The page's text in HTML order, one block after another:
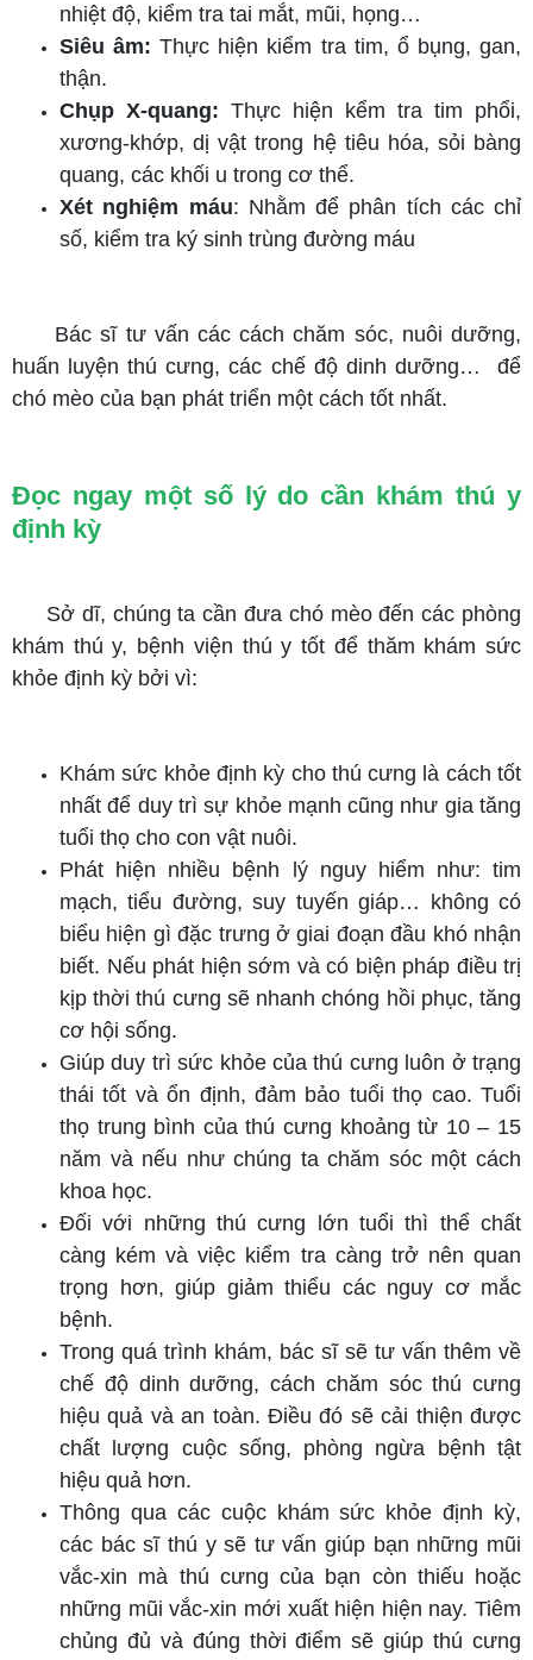
nhiệt độ, kiểm tra tai mắt, mũi, họng…
Siêu âm: Thực hiện kiểm tra tim, ổ bụng, gan,
thận.
Chụp X-quang: Thực hiện kểm tra tim phổi,
xương-khớp, dị vật trong hệ tiêu hóa, sỏi bàng
quang, các khối u trong cơ thể.
Xét nghiệm máu: Nhằm để phân tích các chỉ
số, kiểm tra ký sinh trùng đường máu
Bác sĩ tư vấn các cách chăm sóc, nuôi dưỡng,
huấn luyện thú cưng, các chế độ dinh dưỡng… để
chó mèo của bạn phát triển một cách tốt nhất.
Đọc ngay một số lý do cần khám thú y
định kỳ
Sở dĩ, chúng ta cần đưa chó mèo đến các phòng
khám thú y, bệnh viện thú y tốt để thăm khám sức
khỏe định kỳ bởi vì:
Khám sức khỏe định kỳ cho thú cưng là cách tốt
nhất để duy trì sự khỏe mạnh cũng như gia tăng
tuổi thọ cho con vật nuôi.
Phát hiện nhiều bệnh lý nguy hiểm như: tim
mạch, tiểu đường, suy tuyến giáp… không có
biểu hiện gì đặc trưng ở giai đoạn đầu khó nhận
biết. Nếu phát hiện sớm và có biện pháp điều trị
kịp thời thú cưng sẽ nhanh chóng hồi phục, tăng
cơ hội sống.
Giúp duy trì sức khỏe của thú cưng luôn ở trạng
thái tốt và ổn định, đảm bảo tuổi thọ cao. Tuổi
thọ trung bình của thú cưng khoảng từ 10 – 15
năm và nếu như chúng ta chăm sóc một cách
khoa học.
Đối với những thú cưng lớn tuổi thì thể chất
càng kém và việc kiểm tra càng trở nên quan
trọng hơn, giúp giảm thiểu các nguy cơ mắc
bệnh.
Trong quá trình khám, bác sĩ sẽ tư vấn thêm về
chế độ dinh dưỡng, cách chăm sóc thú cưng
hiệu quả và an toàn. Điều đó sẽ cải thiện được
chất lượng cuộc sống, phòng ngừa bệnh tật
hiệu quả hơn.
Thông qua các cuộc khám sức khỏe định kỳ,
các bác sĩ thú y sẽ tư vấn giúp bạn những mũi
vắc-xin mà thú cưng của bạn còn thiếu hoặc
những mũi vắc-xin mới xuất hiện hiện nay. Tiêm
chủng đủ và đúng thời điểm sẽ giúp thú cưng